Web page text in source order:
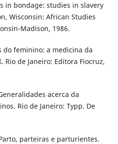
in bondage: studies in slavery
Wisconsin: African Studies
Madison, 1986.
do feminino: a medicina da
Rio de Janeiro: Editora Fiocruz,
acerca da
Rio de Janeiro: Typp. De
parteiras e parturientes.